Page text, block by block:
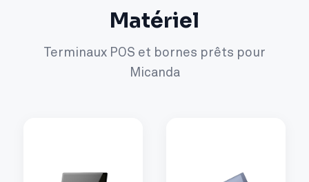
Matériel
Terminaux POS et bornes prêts pour
Micanda